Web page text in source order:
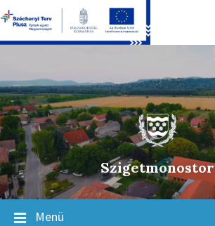
content
main
navigation
footer
Szigetmonostor
Menü